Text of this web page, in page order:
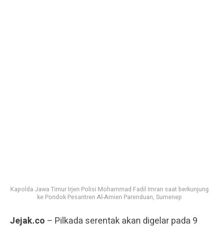
Kapolda Jawa Timur Irjen Polisi Mohammad Fadil Imran saat berkunjung
ke Pondok Pesantren Al-Amien Parenduan, Sumenep
Jejak.co – Pilkada serentak akan digelar pada 9